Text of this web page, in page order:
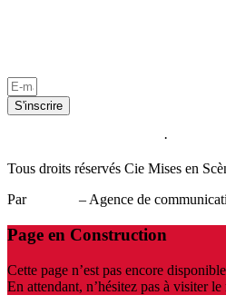
S'inscrire
·
Tous droits réservés Cie Mises en
Par
– Agence de
Page en Construction
Cette page n’est pas encore
En attendant, n’hésitez pas à visiter le